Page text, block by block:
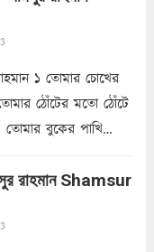
১ তোমার চোখের
ঠোঁটের মতো ঠোঁটে
তোমার বুকের পাখি
প্রহরে? মুছে
রাহমান Shamsur